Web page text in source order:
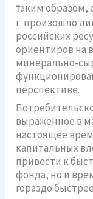
Таким образом,
г. произошло
российских
ориентиров на
минерально-
перспективе.
выраженное в
настоящее
капитальных
привести к
фонда, но и
гораздо